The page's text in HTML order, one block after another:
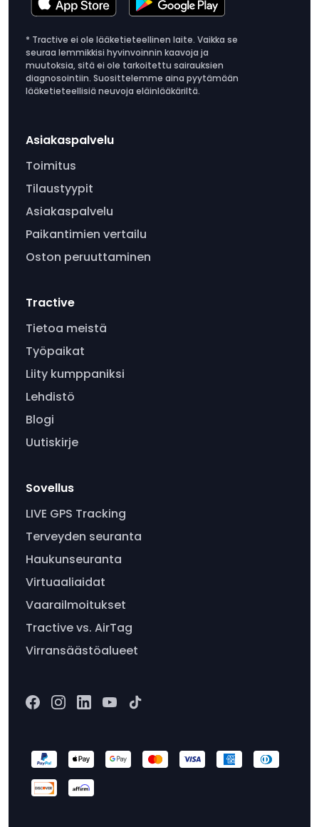
* Tractive ei ole lääketieteellinen laite. Vaikka se
seuraa lemmikkisi hyvinvoinnin kaavoja ja
muutoksia, sitä ei ole tarkoitettu sairauksien
diagnosointiin. Suosittelemme aina pyytämään
lääketieteellisiä neuvoja eläinlääkäriltä.
Asiakaspalvelu
Toimitus
Tilaustyypit
Asiakaspalvelu
Paikantimien vertailu
Oston peruuttaminen
Tractive
Tietoa meistä
Työpaikat
Liity kumppaniksi
Lehdistö
Blogi
Uutiskirje
Sovellus
LIVE GPS Tracking
Terveyden seuranta
Haukunseuranta
Virtuaaliaidat
Vaarailmoitukset
Tractive vs. AirTag
Virransäästöalueet